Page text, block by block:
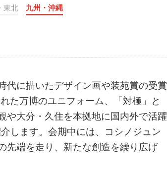
東北 九州・沖縄
代に描いたデザイン画や装苑賞の受賞
た万博のユニフォーム、「対極」と
や大分・久住を本拠地に国内外で活躍
します。会期中には、コシノジュン
先端を走り、新たな創造を繰り広げ